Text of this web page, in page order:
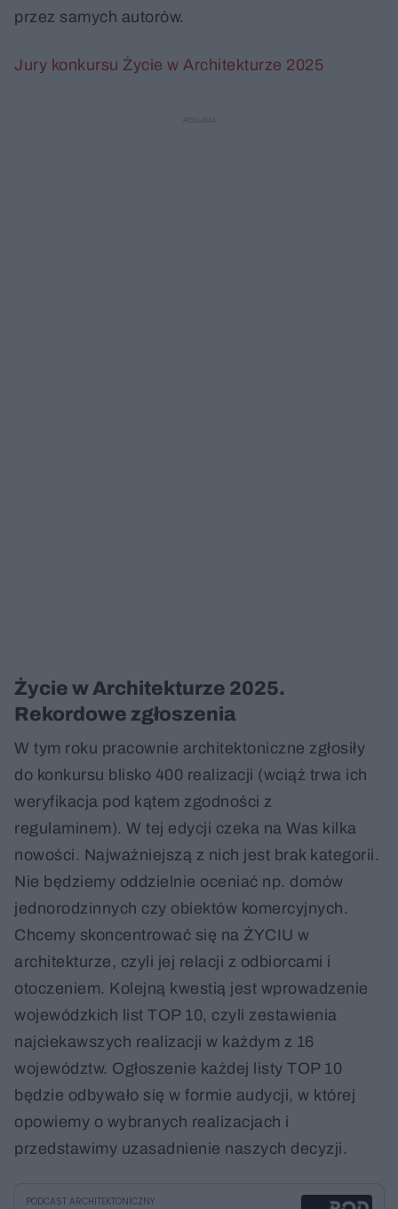
przez samych autorów.
Jury konkursu Życie w Architekturze 2025
Życie w Architekturze 2025.
Rekordowe zgłoszenia
W tym roku pracownie architektoniczne zgłosiły
do konkursu blisko 400 realizacji (wciąż trwa ich
weryfikacja pod kątem zgodności z
regulaminem). W tej edycji czeka na Was kilka
nowości. Najważniejszą z nich jest brak kategorii.
Nie będziemy oddzielnie oceniać np. domów
jednorodzinnych czy obiektów komercyjnych.
Chcemy skoncentrować się na ŻYCIU w
architekturze, czyli jej relacji z odbiorcami i
otoczeniem. Kolejną kwestią jest wprowadzenie
wojewódzkich list TOP 10, czyli zestawienia
najciekawszych realizacji w każdym z 16
województw. Ogłoszenie każdej listy TOP 10
będzie odbywało się w formie audycji, w której
opowiemy o wybranych realizacjach i
przedstawimy uzasadnienie naszych decyzji.
PODCAST ARCHITEKTONICZNY